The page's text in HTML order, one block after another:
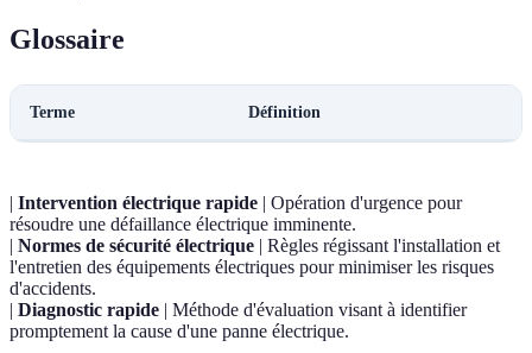
Glossaire
Terme Définition
| Intervention électrique rapide | Opération d'urgence pour
résoudre une défaillance électrique imminente.
| Normes de sécurité électrique | Règles régissant l'installation et
l'entretien des équipements électriques pour minimiser les risques
d'accidents.
| Diagnostic rapide | Méthode d'évaluation visant à identifier
promptement la cause d'une panne électrique.